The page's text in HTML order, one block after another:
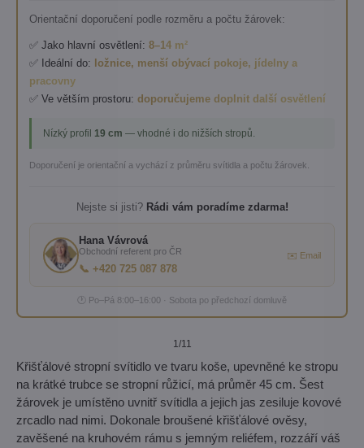
Orientační doporučení podle rozměru a počtu žárovek:
✅ Jako hlavní osvětlení: 8–14 m²
✅ Ideální do: ložnice, menší obývací pokoje, jídelny a
pracovny
✅ Ve větším prostoru: doporučujeme doplnit další osvětlení
Nízký profil 19 cm — vhodné i do nižších stropů.
Doporučení je orientační a vychází z průměru svítidla a počtu žárovek.
Nejste si jisti? Rádi vám poradíme zdarma!
Hana Vávrová
Obchodní referent pro ČR
📞 +420 725 087 878
✉️ Email
🕐 Po–Pá 8:00–16:00 · Sobota po předchozí domluvě
1/11
Křišťálové stropní svítidlo ve tvaru koše, upevněné ke stropu
na krátké trubce se stropní růžicí, má průměr 45 cm. Šest
žárovek je umístěno uvnitř svítidla a jejich jas zesiluje kovové
zrcadlo nad nimi. Dokonale broušené křišťálové ověsy,
zavěšené na kruhovém rámu s jemným reliéfem, rozzáří váš